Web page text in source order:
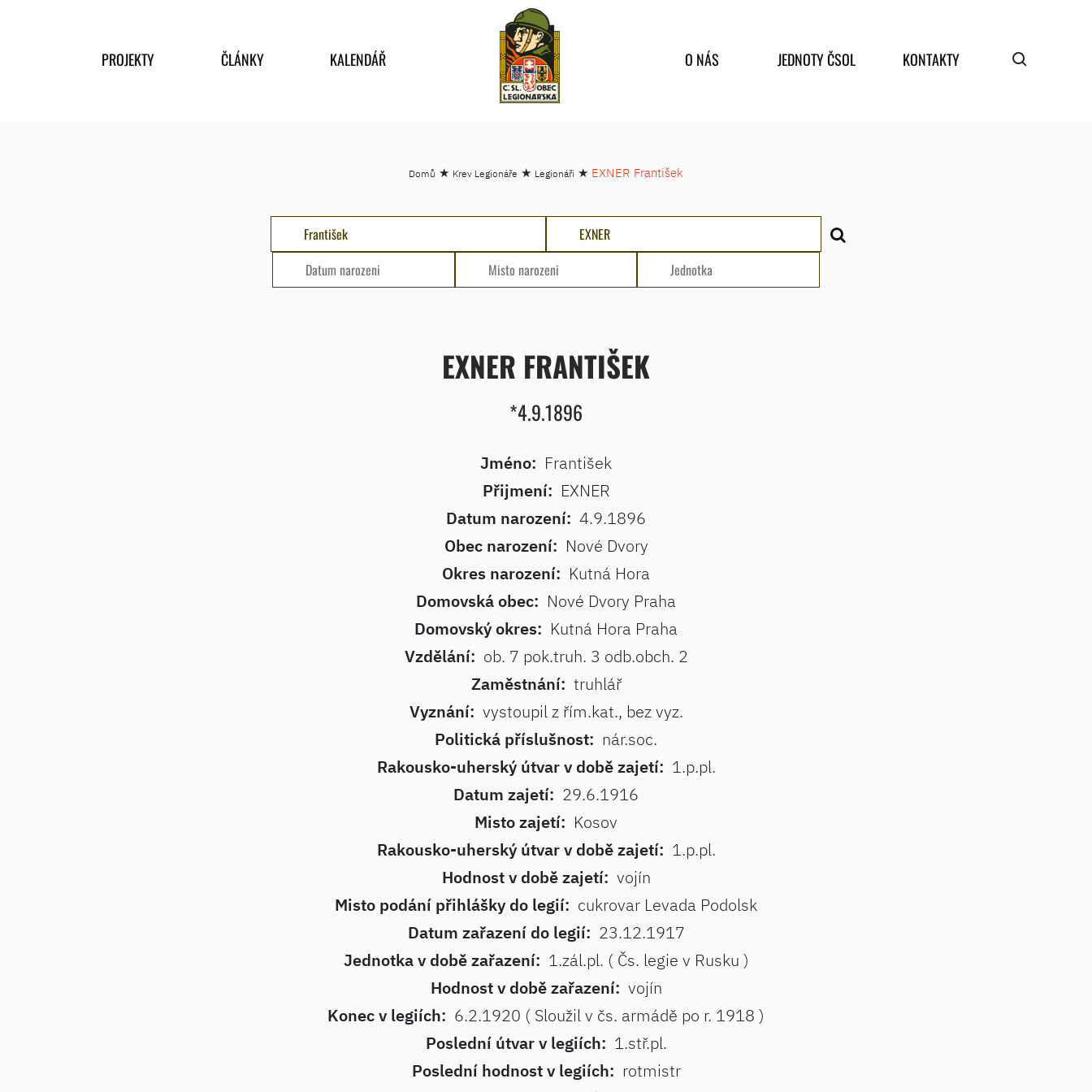
PROJEKTY ČLÁNKY KALENDÁŘ O NÁS JEDNOTY ČSOL KONTAKTY
Domů ★ Krev Legionáře ★ Legionáři ★ EXNER František
EXNER FRANTIŠEK
*4.9.1896
Jméno: František
Přijmení: EXNER
Datum narození: 4.9.1896
Obec narození: Nové Dvory
Okres narození: Kutná Hora
Domovská obec: Nové Dvory Praha
Domovský okres: Kutná Hora Praha
Vzdělání: ob. 7 pok.truh. 3 odb.obch. 2
Zaměstnání: truhlář
Vyznání: vystoupil z řím.kat., bez vyz.
Politická příslušnost: nár.soc.
Rakousko-uherský útvar v době zajetí: 1.p.pl.
Datum zajetí: 29.6.1916
Misto zajetí: Kosov
Rakousko-uherský útvar v době zajetí: 1.p.pl.
Hodnost v době zajetí: vojín
Misto podání přihlášky do legií: cukrovar Levada Podolsk
Datum zařazení do legií: 23.12.1917
Jednotka v době zařazení: 1.zál.pl. ( Čs. legie v Rusku )
Hodnost v době zařazení: vojín
Konec v legiích: 6.2.1920 ( Sloužil v čs. armádě po r. 1918 )
Poslední útvar v legiích: 1.stř.pl.
Poslední hodnost v legiích: rotmistr